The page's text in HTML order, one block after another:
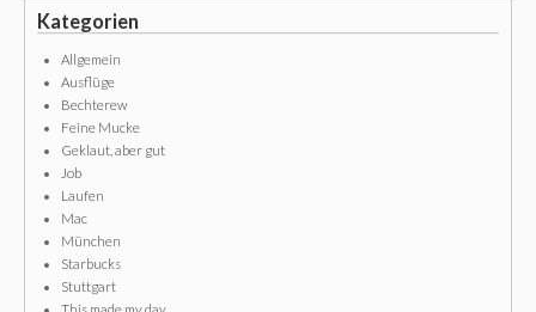
Kategorien
Allgemein
Ausflüge
Bechterew
Feine Mucke
Geklaut, aber gut
Job
Laufen
Mac
München
Starbucks
Stuttgart